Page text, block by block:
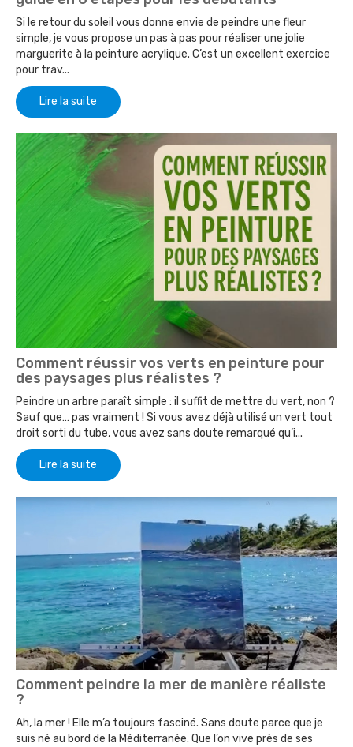
Si le retour du soleil vous donne envie de peindre une fleur
simple, je vous propose un pas à pas pour réaliser une jolie
marguerite à la peinture acrylique. C’est un excellent exercice
pour trav...
Lire la suite
Comment réussir vos verts en peinture pour
des paysages plus réalistes ?
Peindre un arbre paraît simple : il suffit de mettre du vert, non ?
Sauf que… pas vraiment ! Si vous avez déjà utilisé un vert tout
droit sorti du tube, vous avez sans doute remarqué qu’i...
Lire la suite
Comment peindre la mer de manière réaliste
?
Ah, la mer ! Elle m’a toujours fasciné. Sans doute parce que je
suis né au bord de la Méditerranée. Que l’on vive près de ses